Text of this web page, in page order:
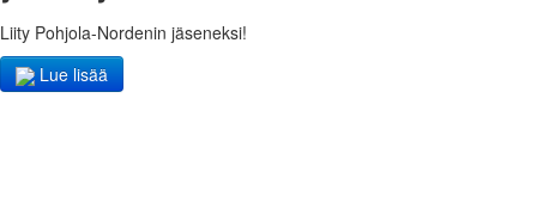
Liity Pohjola-Nordenin jäseneksi!
Lue lisää